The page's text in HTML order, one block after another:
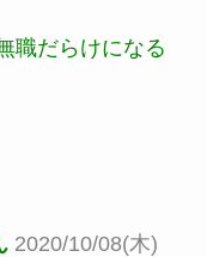
職だらけになる
2020/10/08(木)